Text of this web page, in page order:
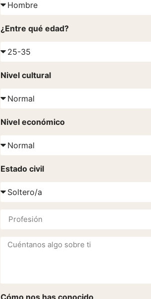
¿Entre qué edad?
Nivel cultural
Nivel económico
Estado civil
Cómo nos has conocido